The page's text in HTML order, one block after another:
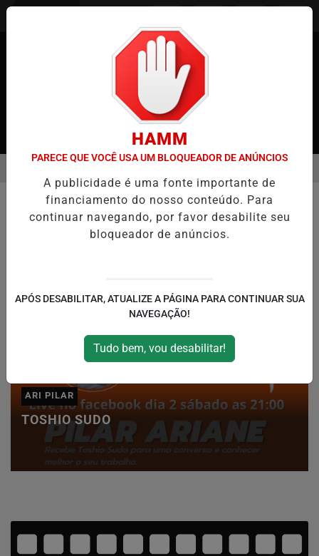
EM ALTA
/PODCASTS ARI PILAR
ARI PILAR
TOSHIO SUDO
HAMM
PARECE QUE VOCÊ USA UM BLOQUEADOR DE ANÚNCIOS
A publicidade é uma fonte importante de
financiamento do nosso conteúdo. Para
continuar navegando, por favor desabilite seu
bloqueador de anúncios.
APÓS DESABILITAR, ATUALIZE A PÁGINA PARA CONTINUAR SUA
NAVEGAÇÃO!
Tudo bem, vou desabilitar!